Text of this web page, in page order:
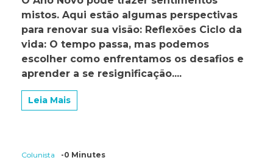
NOVO
–
será?
mistos. Aqui estão algumas perspectivas
para renovar sua visão: Reflexões Ciclo da
vida: O tempo passa, mas podemos
escolher como enfrentamos os desafios e
aprender a se resignificação....
Leia Mais
Colunista -0 Minutes